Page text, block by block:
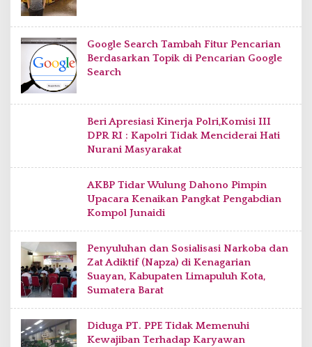
Google Search Tambah Fitur Pencarian
Berdasarkan Topik di Pencarian Google
Search
Beri Apresiasi Kinerja Polri,Komisi III
DPR RI : Kapolri Tidak Menciderai Hati
Nurani Masyarakat
AKBP Tidar Wulung Dahono Pimpin
Upacara Kenaikan Pangkat Pengabdian
Kompol Junaidi
Penyuluhan dan Sosialisasi Narkoba dan
Zat Adiktif (Napza) di Kenagarian
Suayan, Kabupaten Limapuluh Kota,
Sumatera Barat
Diduga PT. PPE Tidak Memenuhi
Kewajiban Terhadap Karyawan